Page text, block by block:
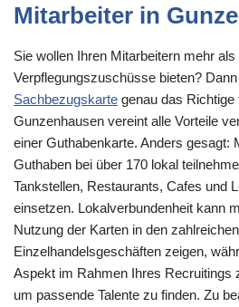
Mitarbeiter in
Sie wollen Ihren Mitarbeitern mehr
Verpflegungszuschüsse bieten?
Sachbezugskarte genau das
Gunzenhausen vereint alle Vorteile
einer Guthabenkarte. Anders gesagt:
Guthaben bei über 170 lokal
Tankstellen, Restaurants, Cafes und
einsetzen. Lokalverbundenheit kann
Nutzung der Karten in den
Einzelhandelsgeschäften zeigen,
Aspekt im Rahmen Ihres Recruitings
um passende Talente zu finden. Zu